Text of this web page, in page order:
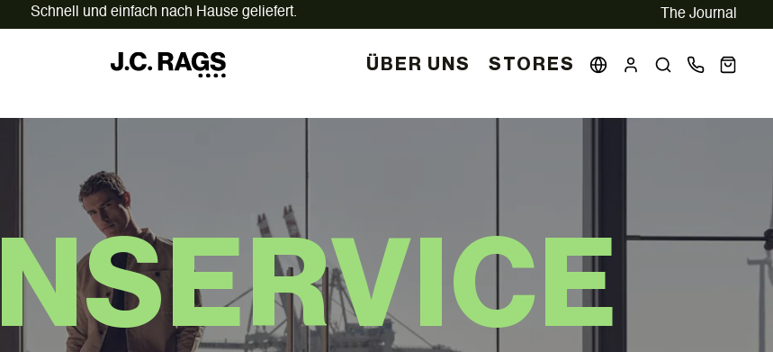
Am Werktag vor 12:00 Uhr bestellt,heute versandt. The Journal
ÜBER UNS STORES